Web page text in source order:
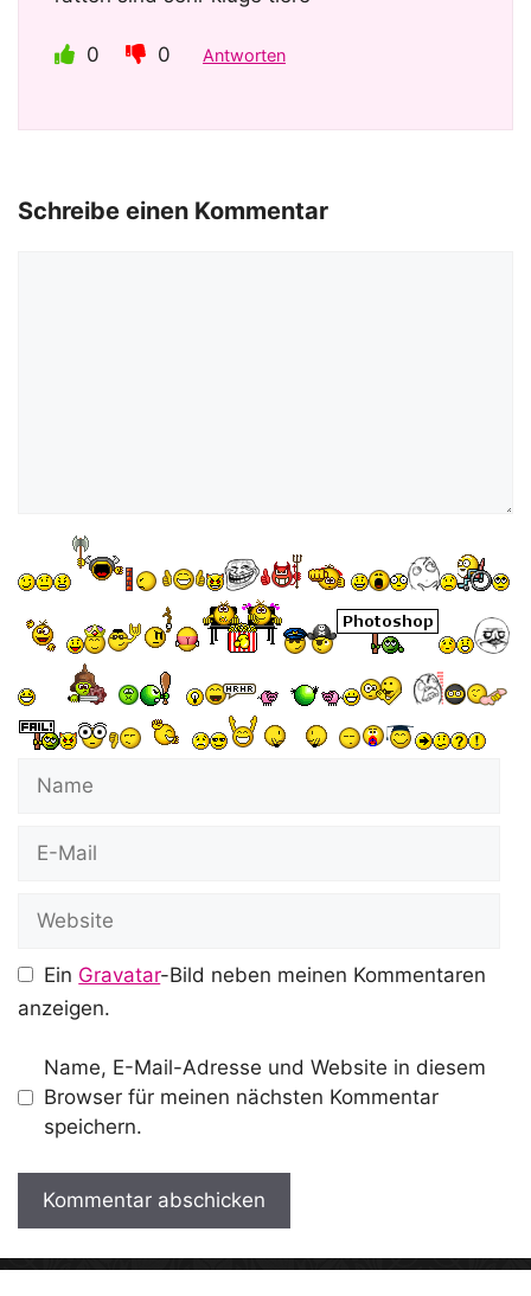
0 0 Antworten
Schreibe einen Kommentar
Mail
Ein Gravatar-Bild neben meinen Kommentaren
anzeigen.
Name, E-Mail-Adresse und Website in diesem
Browser für meinen nächsten Kommentar
speichern.
A